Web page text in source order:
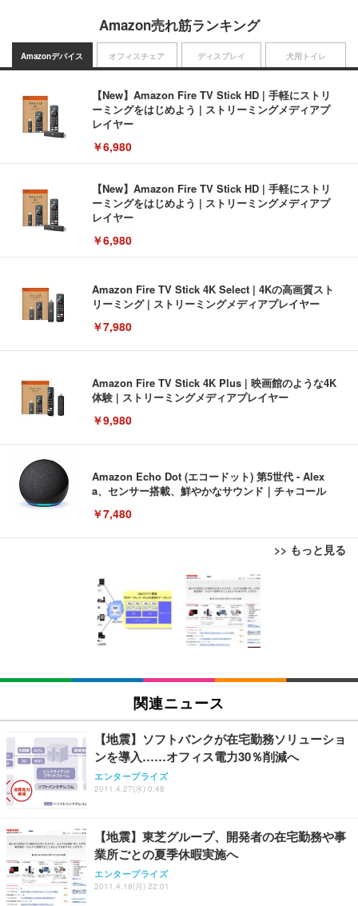
Amazon売れ筋ランキング
Amazonデバイス
【New】Amazon Fire TV Stick HD | 手軽にストリ
ーミングをはじめよう | ストリーミングメディアプ
レイヤー
￥6,980
【New】Amazon Fire TV Stick HD | 手軽にストリ
ーミングをはじめよう | ストリーミングメディアプ
レイヤー
￥6,980
Amazon Fire TV Stick 4K Select | 4Kの高画質スト
リーミング | ストリーミングメディアプレイヤー
￥7,980
Amazon Fire TV Stick 4K Plus | 映画館のような4K
体験 | ストリーミングメディアプレイヤー
￥9,980
Amazon Echo Dot (エコードット) 第5世代 - Alex
a、センサー搭載、鮮やかなサウンド｜チャコール
￥7,480
>> もっと見る
オフィスチェア
[EdoErgo] オフィスチェア 椅子 テレワーク 疲れな
い 跳ね上げ式アームレスト コンパクト 約105度ロッ
キング pc 事務椅子 360度回転 座面昇降 強化ナイロ
ン樹脂ベース 通気性メッシュ 在宅ワーク H-WY01
(黒網+黒枠+黒足)
￥5,699
SIHOO B100 オフィスチェア／デスクチェア メッシ
ュチェア 人間工学 疲れない ブラック
￥27,999
Sezlife オフィスチェア デスクチェア 疲れない テレ
ワーク チェア 強化バックレスト 30度ロッキング機
能 人間工学 椅子 腰サポート 90度跳ね上げ式アーム
ョン PCチェア 通気性メッシュ ゲーミング/勉強/事
務用 おしゃれ パソコンチェア (ブラック)
Sezlife オフィスチェア デスクチェア 疲れない テレ
ワーク チェア 強化バックレスト 30度ロッキング機
能 人間工学 椅子 腰サポート 90度跳ね上げ式アーム
ディスプレイ
EIZO ビジネス向けプレミアムモニター | FlexScan
EV3240X-WT | 31.5型4K UHD・USB Type-C・ホワ
イト
￥105,595
EIZO ビジネス向けプレミアムモニター | FlexScan
￥109,572
【純正品】27"ゲーミングモニター DualSense 充電
フック付き（CFI-ZDM1J）
【整備済み品】Dell E2724HS 27インチ 液晶モニタ
ー フルHD（1920×1080）VA 非光沢 HDMI/DisplayP
ort/VGA スピーカー内蔵 高さ調整 スイベル VESA対
犬用トイレ
Amazonベーシック ペットシーツ 薄型 レギュラー 1
回使い捨て 無香料 ホワイト 300枚
￥3,373
Amazonベーシック ペットシーツ 厚型 ワイド 42枚
x2袋(84枚) ホワイト(吸収面:ライトブルー)
￥3,234
ネオ・ルーライフ ネオ・オムツ L 中型犬用 26枚入
り 単品
Smart Basic(スマートベーシック) 【Amazon.co.jp
限定】 Smart Basic アイリスオーヤマ ペットシーツ
超厚型 お徳用 ワイド 100枚入 (x 1) (ケース販売)
関連ニュース
【地震】ソフトバンクが在宅勤務ソリューショ
ンを導入……オフィス電力30％削減へ
エンタープライズ
2011.4.27(水) 0:48
【地震】東芝グループ、開発者の在宅勤務や事
業所ごとの夏季休暇実施へ
エンタープライズ
2011.4.18(月) 22:01